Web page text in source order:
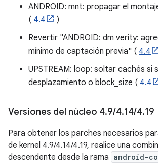
ANDROID: mnt: propagar el
( 4.4
)
Revertir "ANDROID: dm verity:
mínimo de captación previa" ( 4.4
UPSTREAM: loop: soltar cachés si
desplazamiento o block_size ( 4.4
Versiones del núcleo 4.9/4.14/4.19
Para obtener los parches necesarios
de kernel 4.9/4.14/4.19, realice una
descendente desde la rama android-